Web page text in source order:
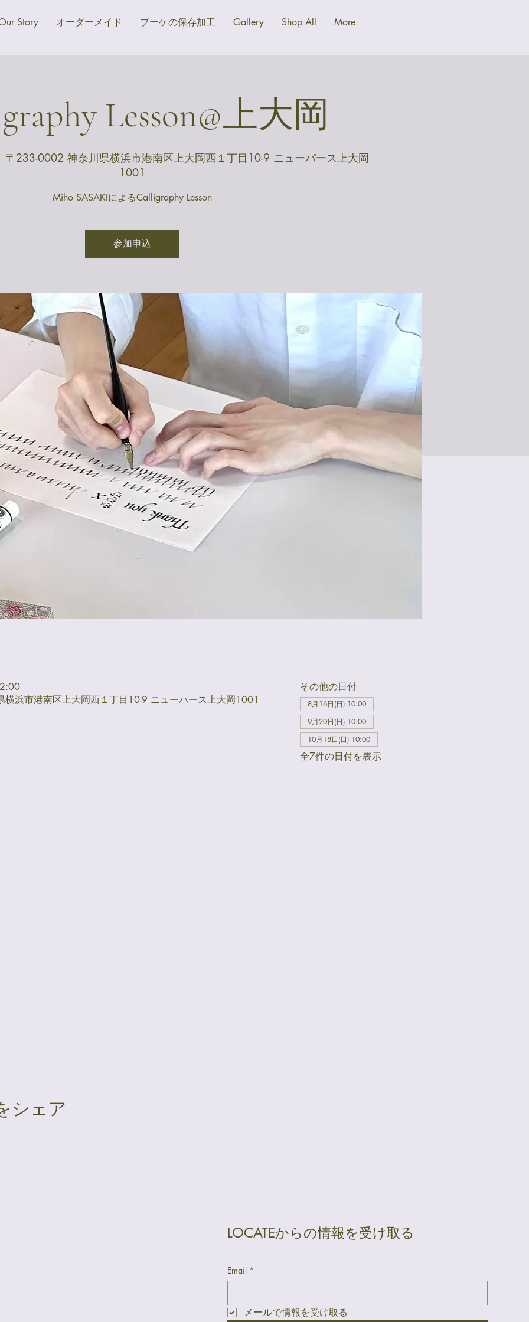
Story オーダーメイド ブーケの保存加工 Gallery Shop All More
Lesson@上大岡
〒233-0002 神奈川県横浜市港南区上大岡西１丁目10-9 ニューパース上大岡
1001
Miho SASAKIによるCalligraphy Lesson
参加申込
浜市港南区上大岡西１丁目10-9 ニューパース上大岡1001
その他の日付
8月16日(日) 10:00
9月20日(日) 10:00
10月18日(日) 10:00
全7件の日付を表示
シェア
LOCATEからの情報を受け取る
Email *
メールで情報を受け取る